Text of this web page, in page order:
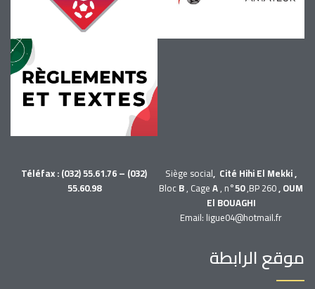
Siège social, Cité Hihi El Mekki ,
BlocB, CageA, n°50,BP 260, OUM
El BOUAGHI
Téléfax : (032) 55.61.76 – (032)
55.60.98
Email: ligue04@hotmail.fr
موقع الرابطة